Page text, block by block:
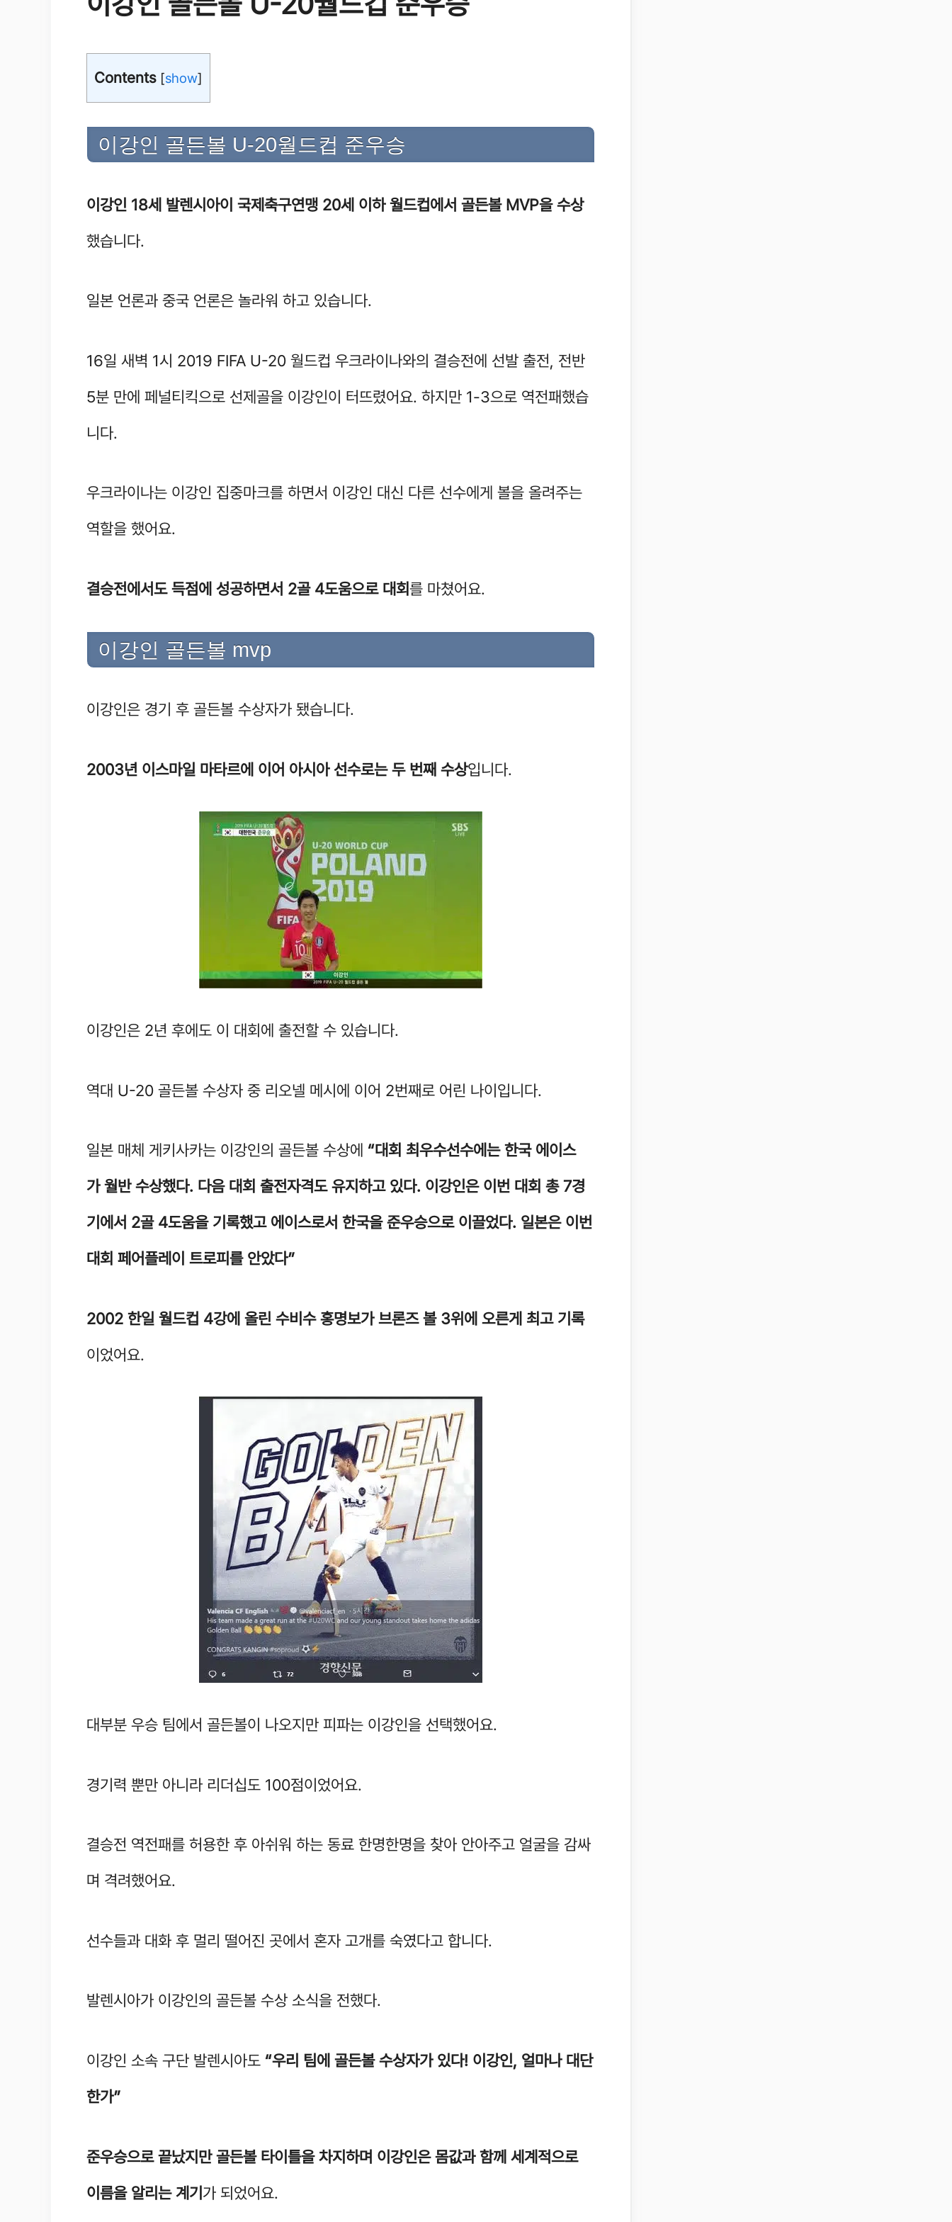
Contents [show]
이강인 골든볼 U-20월드컵 준우승
이강인 18세 발렌시아이 국제축구연맹 20세 이하 월드컵에서 골든볼 MVP을 수상
했습니다.
일본 언론과 중국 언론은 놀라워 하고 있습니다.
16일 새벽 1시 2019 FIFA U-20 월드컵 우크라이나와의 결승전에 선발 출전, 전반
5분 만에 페널티킥으로 선제골을 이강인이 터뜨렸어요. 하지만 1-3으로 역전패했습
니다.
우크라이나는 이강인 집중마크를 하면서 이강인 대신 다른 선수에게 볼을 올려주는
역할을 했어요.
결승전에서도 득점에 성공하면서 2골 4도움으로 대회를 마쳤어요.
이강인 골든볼 mvp
이강인은 경기 후 골든볼 수상자가 됐습니다.
2003년 이스마일 마타르에 이어 아시아 선수로는 두 번째 수상입니다.
이강인은 2년 후에도 이 대회에 출전할 수 있습니다.
역대 U-20 골든볼 수상자 중 리오넬 메시에 이어 2번째로 어린 나이입니다.
일본 매체 게키사카는 이강인의 골든볼 수상에 “대회 최우수선수에는 한국 에이스
가월반 수상했다. 다음 대회 출전자격도 유지하고 있다. 이강인은 이번 대회 총 7경
기에서 2골 4도움을 기록했고 에이스로서 한국을 준우승으로 이끌었다. 일본은 이번
대회 페어플레이 트로피를 안았다”
2002 한일 월드컵 4강에 올린 수비수 홍명보가 브론즈 볼 3위에 오른게 최고 기록
이었어요.
대부분 우승 팀에서 골든볼이 나오지만 피파는 이강인을 선택했어요.
경기력 뿐만 아니라 리더십도 100점이었어요.
결승전 역전패를 허용한 후 아쉬워 하는 동료 한명한명을 찾아 안아주고 얼굴을 감싸
며 격려했어요.
선수들과 대화 후 멀리 떨어진 곳에서 혼자 고개를 숙였다고 합니다.
발렌시아가 이강인의 골든볼 수상 소식을 전했다.
이강인 소속 구단 발렌시아도 “우리 팀에 골든볼 수상자가 있다! 이강인, 얼마나 대단
한가”
준우승으로 끝났지만 골든볼 타이틀을 차지하며 이강인은 몸값과 함께 세계적으로
이름을 알리는 계기 가 되었어요.